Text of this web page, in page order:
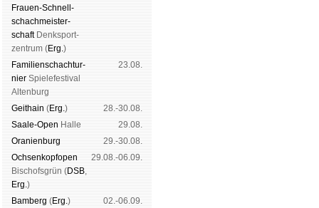
Frauen-Schnell­
schach­meis­ter­
schaftDenk­sport­
zen­trum (Erg.)
Familien­schach­tur­
nier Spiele­fes­ti­val
Al­ten­burg
23.08.
Geit­hain (Erg.)
28.-30.08.
Saale-Open Halle
29.08.
Oranien­burg
29.-30.08.
Och­sen­kopf­open
Bischofs­grün (DSB,
Erg.)
29.08.-06.09.
Bam­berg (Erg.)
02.-06.09.